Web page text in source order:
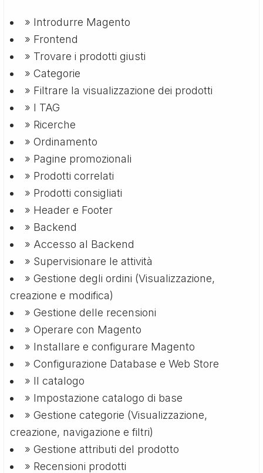
» Introdurre Magento
» Frontend
» Trovare i prodotti giusti
» Categorie
» Filtrare la visualizzazione dei prodotti
» I TAG
» Ricerche
» Ordinamento
» Pagine promozionali
» Prodotti correlati
» Prodotti consigliati
» Header e Footer
» Backend
» Accesso al Backend
» Supervisionare le attività
» Gestione degli ordini (Visualizzazione,
creazione e modifica)
» Gestione delle recensioni
» Operare con Magento
» Installare e configurare Magento
» Configurazione Database e Web Store
» Il catalogo
» Impostazione catalogo di base
» Gestione categorie (Visualizzazione,
creazione, navigazione e filtri)
» Gestione attributi del prodotto
» Recensioni prodotti